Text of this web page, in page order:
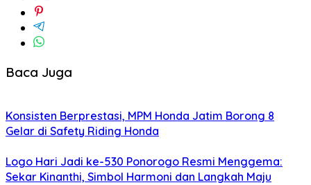
Baca Juga
Konsisten Berprestasi, MPM Honda Jatim Borong 8
Gelar di Safety Riding Honda
Logo Hari Jadi ke-530 Ponorogo Resmi Menggema:
Sekar Kinanthi, Simbol Harmoni dan Langkah Maju